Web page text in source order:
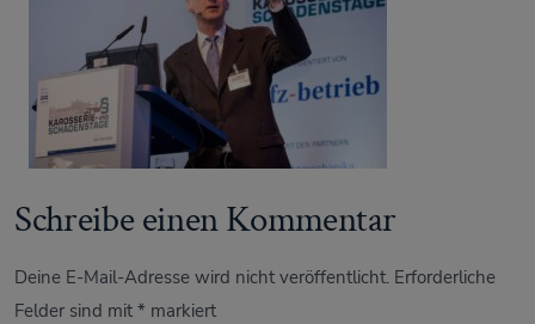
Schreibe einen Kommentar
Deine E-Mail-Adresse wird nicht veröffentlicht. Erforderliche
Felder sind mit* markiert